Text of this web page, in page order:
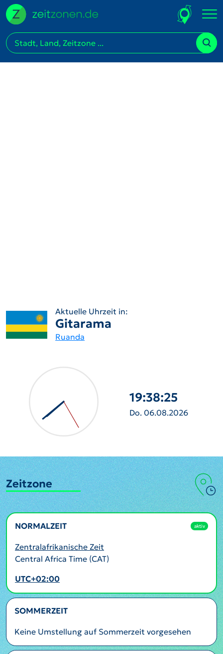
Aktuelle Uhrzeit in:
Gitarama
Ruanda
19:38:26
Do. 06.08.2026
Zeitzone
NORMALZEIT aktiv
Zentralafrikanische Zeit
Central Africa Time (CAT)
UTC+02:00
SOMMERZEIT
Keine Umstellung auf Sommerzeit vorgesehen